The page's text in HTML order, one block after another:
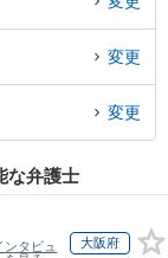
近くの弁護士を検索
談できる大阪市都島
んにおすすめです。
変更
変更
な弁護士
ンタビュ
大阪府